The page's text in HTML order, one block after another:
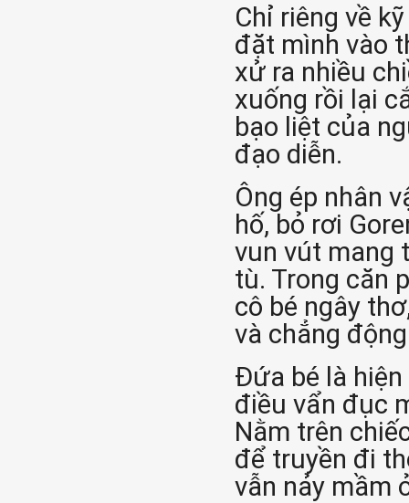
Chỉ riêng về
đặt mình vào
xử ra nhiều
xuống rồi lại
bạo liệt của
đạo diễn.
Ông ép nhân
hố, bỏ rơi
vun vút mang
tù. Trong căn
cô bé ngây
và chẳng
Đứa bé là
điều vẩn đục
Nằm trên
để truyền đi
vẫn nảy mầm